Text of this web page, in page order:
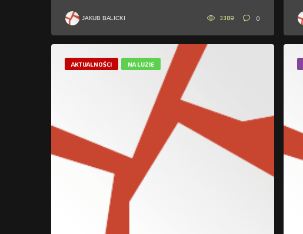
JAKUB BALICKI 3389 0
AKTUALNOŚCI NA LUZIE